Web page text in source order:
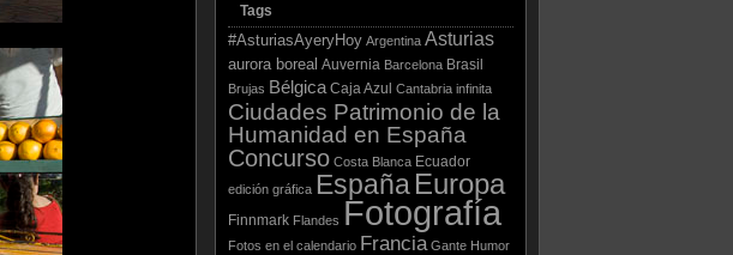
Tags
#AsturiasAyeryHoy Argentina Asturias
aurora boreal Auvernia Barcelona Brasil
Brujas Bélgica Caja Azul Cantabria infinita
Ciudades Patrimonio de la
Humanidad en España
Concurso Costa Blanca Ecuador
edición gráfica EspañaEuropa
Finnmark Flandes Fotografía
Fotos en el calendario Francia Gante Humor